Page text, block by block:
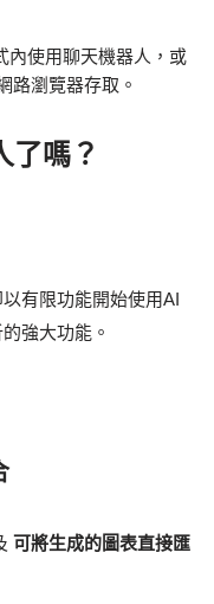
內使用聊天機器人，或
路瀏覽器存取。
了嗎？
有限功能開始使用AI
強大功能。
可將生成的圖表直接匯